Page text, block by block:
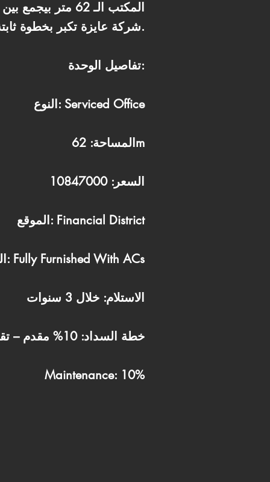
المكتب الـ 62
شركة عايزة تكبر بخطوة ثابتة وجودة عالية من أول يوم.
تفاصيل الوحدة:
النوع: Serviced Office
المساحة: 62m
السعر: 10847000
الموقع: Financial District
التشطيب: Fully Furnished With ACs
الاستلام: خلال 3 سنوات
خطة السداد: 10% مقدم – تقسيط 7 سنوات
Maintenance: 10%